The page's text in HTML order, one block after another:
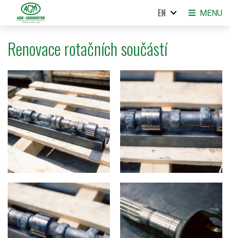
Renovace rotačních součástí
MENU
EN